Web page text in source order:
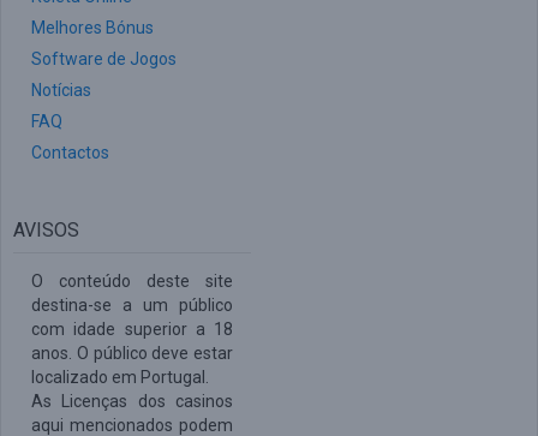
Melhores Bónus
Software de Jogos
Notícias
FAQ
Contactos
AVISOS
O conteúdo deste site
destina-se a um público
com idade superior a 18
anos. O público deve estar
localizado em Portugal.
As Licenças dos casinos
aqui mencionados podem